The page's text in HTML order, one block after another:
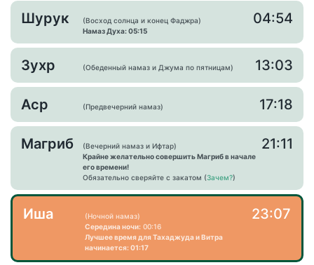
Шурук
(Восход солнца и конец Фаджра)
Намаз Духа: 05:15
04:54
Зухр (Обеденный намаз и Джума по пятницам) 13:03
Аср (Предвечерний намаз) 17:18
Магриб
(Вечерний намаз и Ифтар)
Крайне желательно совершить Магриб в начале
его времени!
Обязательно сверяйте с закатом (Зачем?)
21:11
Иша
(Ночной намаз)
Середина ночи: 00:16
Лучшее время для Тахаджуда и Витра
начинается: 01:17
23:07